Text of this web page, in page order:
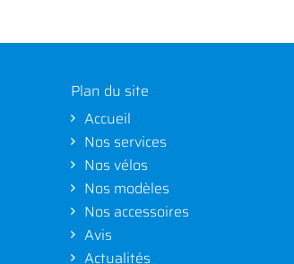
Plan du site
Accueil
Nos services
Nos vélos
Nos modèles
Nos accessoires
Avis
Actualités